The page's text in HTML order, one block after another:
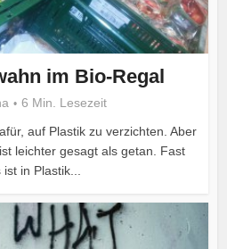
im Bio-Regal
6 Min. Lesezeit
auf Plastik zu verzichten. Aber
leichter gesagt als getan. Fast
in Plastik...